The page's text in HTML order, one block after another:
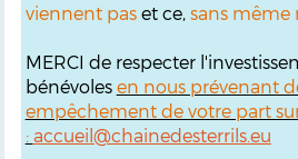
viennent paset ce, sans même
MERCI de respecter
bénévoles en nous prévenant
empêchement de votre part
: accueil@chainedesterrils.eu